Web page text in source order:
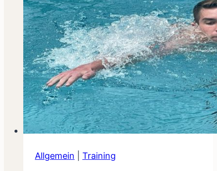
Allgemein Training